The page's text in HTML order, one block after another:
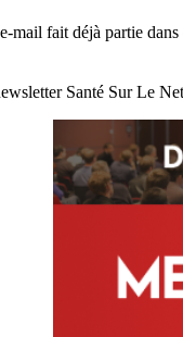
mail fait déjà partie
Santé Sur Le